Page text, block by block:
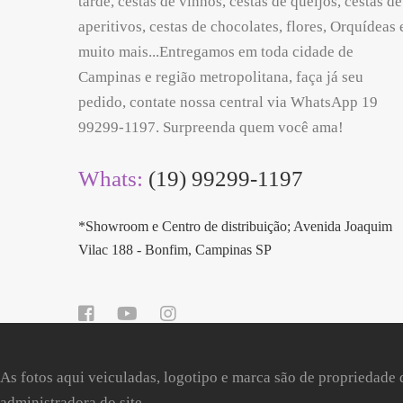
aperitivos, cestas de chocolates, flores, Orquídeas
muito mais...Entregamos em toda cidade de
Campinas e região metropolitana, faça já seu
pedido, contate nossa central via WhatsApp 19
99299-1197. Surpreenda quem você ama!
Whats: (19) 99299-1197
*Showroom e Centro de distribuição; Avenida Joaquim
Vilac 188 - Bonfim, Campinas SP
As fotos aqui veiculadas, logotipo e marca são de propriedade